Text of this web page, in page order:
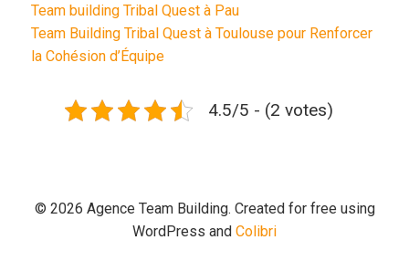
Team building Tribal Quest à Pau
Team Building Tribal Quest à Toulouse pour Renforcer
la Cohésion d’Équipe
4.5/5 - (2 votes)
© 2026 Agence Team Building. Created for free using
WordPress and Colibri